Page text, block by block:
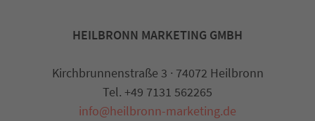
HEILBRONN MARKETING GMBH
Kirchbrunnenstraße 3 · 74072 Heilbronn
Tel. +49 7131 562265
info@heilbronn-marketing.de